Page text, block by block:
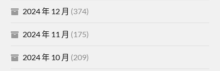
2024 年 12 月 (374)
2024 年 11 月 (175)
2024 年 10 月 (209)